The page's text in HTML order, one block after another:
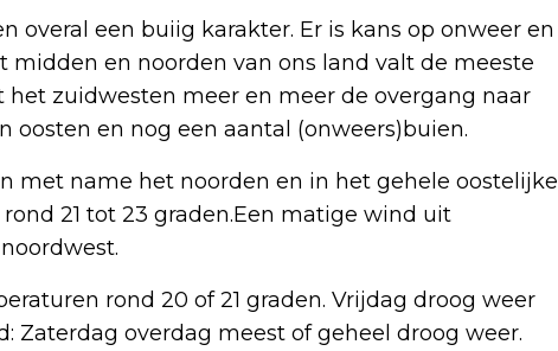
overal een buiig karakter. Er is kans op onweer en
midden en noorden van ons land valt de meeste
zuidwesten meer en meer de overgang naar
oosten en nog een aantal (onweers)buien.
met name het noorden en in het gehele oostelijke
21 tot 23 graden.Een matige wind uit
rond 20 of 21 graden. Vrijdag droog weer
Zaterdag overdag meest of geheel droog weer.